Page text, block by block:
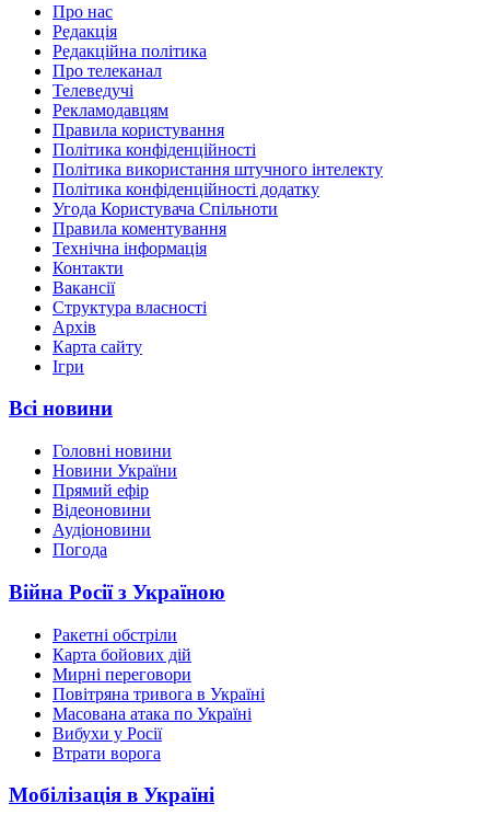
Про нас
Редакція
Редакційна політика
Про телеканал
Телеведучі
Рекламодавцям
Правила користування
Політика конфіденційності
Політика використання штучного інтелекту
Політика конфіденційності додатку
Угода Користувача Спільноти
Правила коментування
Технічна інформація
Контакти
Вакансії
Структура власності
Архів
Карта сайту
Ігри
Всі новини
Головні новини
Новини України
Прямий ефір
Відеоновини
Аудіоновини
Погода
Війна Росії з Україною
Ракетні обстріли
Карта бойових дій
Мирні переговори
Повітряна тривога в Україні
Масована атака по Україні
Вибухи у Росії
Втрати ворога
Мобілізація в Україні